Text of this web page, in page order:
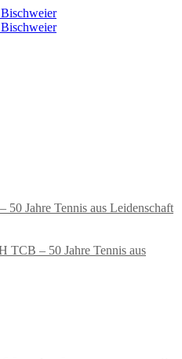
50 Jahre Tennis aus Leidenschaft
TCB – 50 Jahre Tennis aus